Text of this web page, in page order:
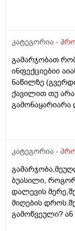
შებერილობაა
რო დავჯდები
წასვლისას
მინდება ბევრი
მიჩნდება. •
მხარეს ხან
შემდეგ
შეგრძნება და
თუმცა როცა
ორგანიზმი
და კარგად
მატრიცაში ვარ
დამეხმაროთ
შესაძლოა
კატეგორია -
გამარჯობათ
ინფექციებიი
ნაწილზე
ქავილით თუ არა
კატეგორია -
ბუასილი,
დალევის
მიღების
გამოწვეული?